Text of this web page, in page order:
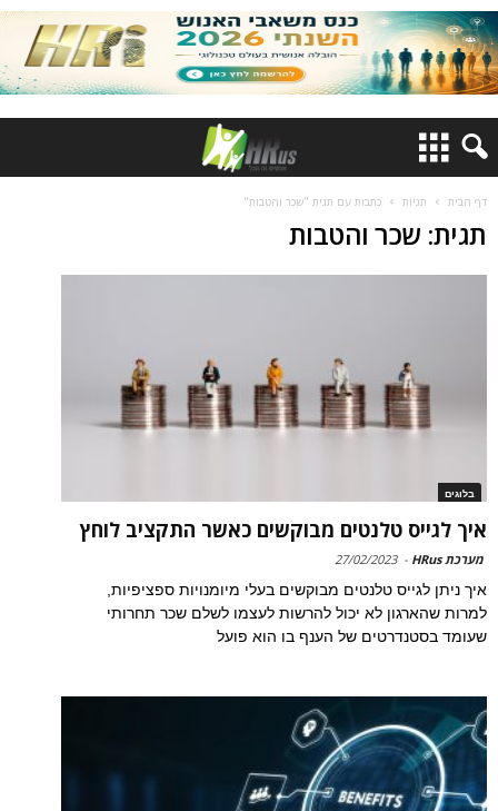
דף הבית תגיות כתבות עם תגית "שכר והטבות"
תגית: שכר והטבות
בלוגים
איך לגייס טלנטים מבוקשים כאשר התקציב לוחץ
מערכת HRus -
27/02/2023
איך ניתן לגייס טלנטים מבוקשים בעלי מיומנויות ספציפיות,
למרות שהארגון לא יכול להרשות לעצמו לשלם שכר תחרותי
שעומד בסטנדרטים של הענף בו הוא פועל